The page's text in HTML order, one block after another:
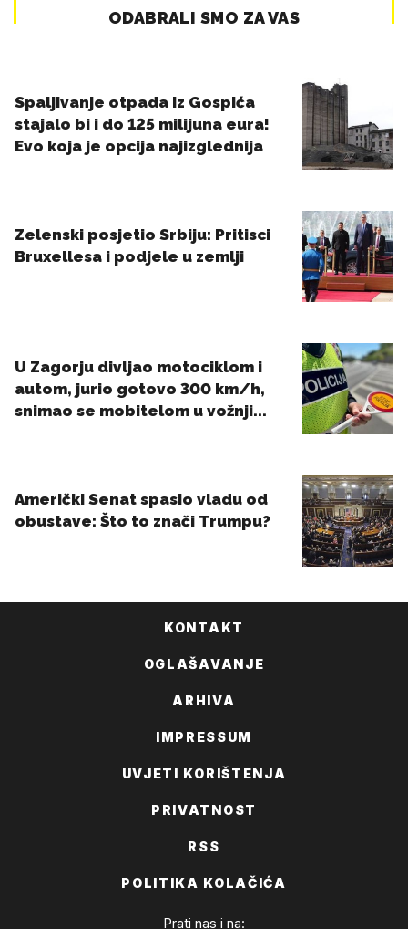
KONTAKT
OGLAŠAVANJE
ARHIVA
IMPRESSUM
UVJETI KORIŠTENJA
PRIVATNOST
RSS
POLITIKA KOLAČIĆA
Prati nas i na: